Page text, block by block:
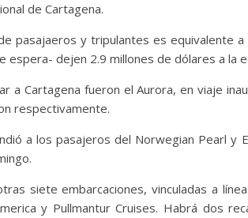
de Cartagena.
pasajaeros y tripulantes es equivalente
espera- dejen 2.9 millones de dólares a la
a Cartagena fueron el Aurora, en viaje
respectivamente.
a los pasajeros del Norwegian Pearl y
siete embarcaciones, vinculadas a
y Pullmantur Cruises. Habrá dos